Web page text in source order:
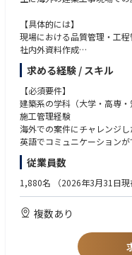
【具体的には】
現場における品質管理・工
社内外資料作成
資機材発注
発注者、設計事務所対応
近隣対応 等
国外建築案件は、主に東南ア
ルなど）を中心としており、
す。
求める経験 / スキル
【必須要件】
建築系の学科（大学・高専
施工管理経験
海外での案件にチャレンジ
英語でコミュニケーションが
【歓迎要件】
一級建築士
海外での経験がある方
従業員数
1,880名 （2026年3月31日現
複数あり